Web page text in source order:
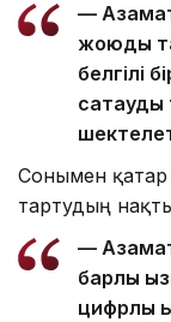
— Азамат
жоюды
белгілі
сақтауды
Сонымен қатар
тартудың
—
барлық
цифрлық